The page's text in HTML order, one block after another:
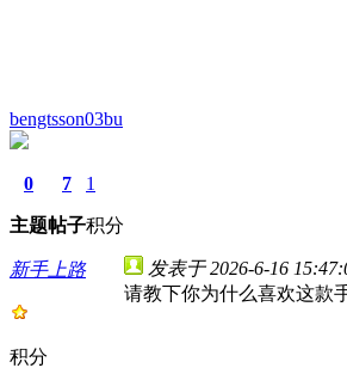
bengtsson03bu
0
主题
7
帖子
1
积分
新手上路
积分
发表于 2026-6-16
请教下你为什么喜欢这款